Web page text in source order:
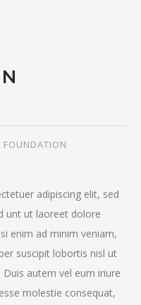
FOUNDATION
adipiscing elit, sed
unt ut laoreet dolore
enim ad minim veniam,
suscipit lobortis nisl ut
autem vel eum iriure
molestie consequat,